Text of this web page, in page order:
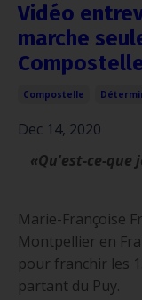
Vidéo
marche
Compostelle
Dec 14, 2020
«Qu'est-ce-que
Marie-Françoise
Montpellier en
pour franchir les
partant du Puy.